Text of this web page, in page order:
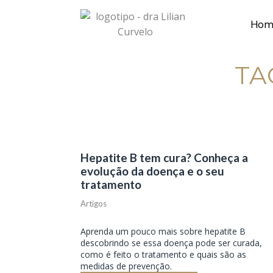
Hepatite B tem cura? Conheça a
evolução da doença e o seu
tratamento
Artigos
Aprenda um pouco mais sobre hepatite B
descobrindo se essa doença pode ser curada,
como é feito o tratamento e quais são as
medidas de prevenção.